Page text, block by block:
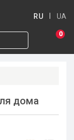
RU UA
0
дома